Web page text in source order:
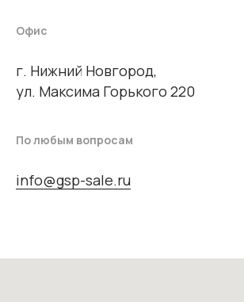
Офис
г. Нижний Новгород,
ул. Максима Горького 220
По любым вопросам
info@gsp-sale.ru